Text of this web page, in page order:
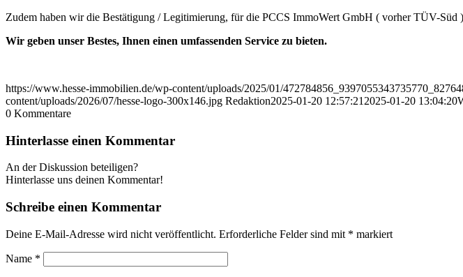
Zudem haben wir die Bestätigung / Legitimierung, für die PCCS ImmoWert GmbH ( vorher TÜV-Süd
Wir geben unser Bestes, Ihnen einen umfassenden Service zu bieten.
https://www.hesse-immobilien.de/wp-content/uploads/2025/01/
content/uploads/2026/07/hesse-logo-300x146.jpg Redaktion2025-01-20 12:57:21 2025-01-20 13:04:20
0 Kommentare
Hinterlasse einen Kommentar
An der Diskussion beteiligen?
Hinterlasse uns deinen Kommentar!
Schreibe einen Kommentar
Deine E-Mail-Adresse wird nicht veröffentlicht. Erforderliche Felder sind mit * markiert
Name *